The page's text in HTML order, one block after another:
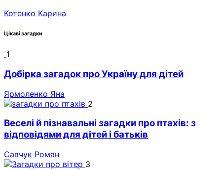
Котенко Карина
Цікаві загадки
1
Добірка загадок про Україну для дітей
Ярмоленко Яна
2
Веселі й пізнавальні загадки про птахів: з
відповідями для дітей і батьків
Савчук Роман
3